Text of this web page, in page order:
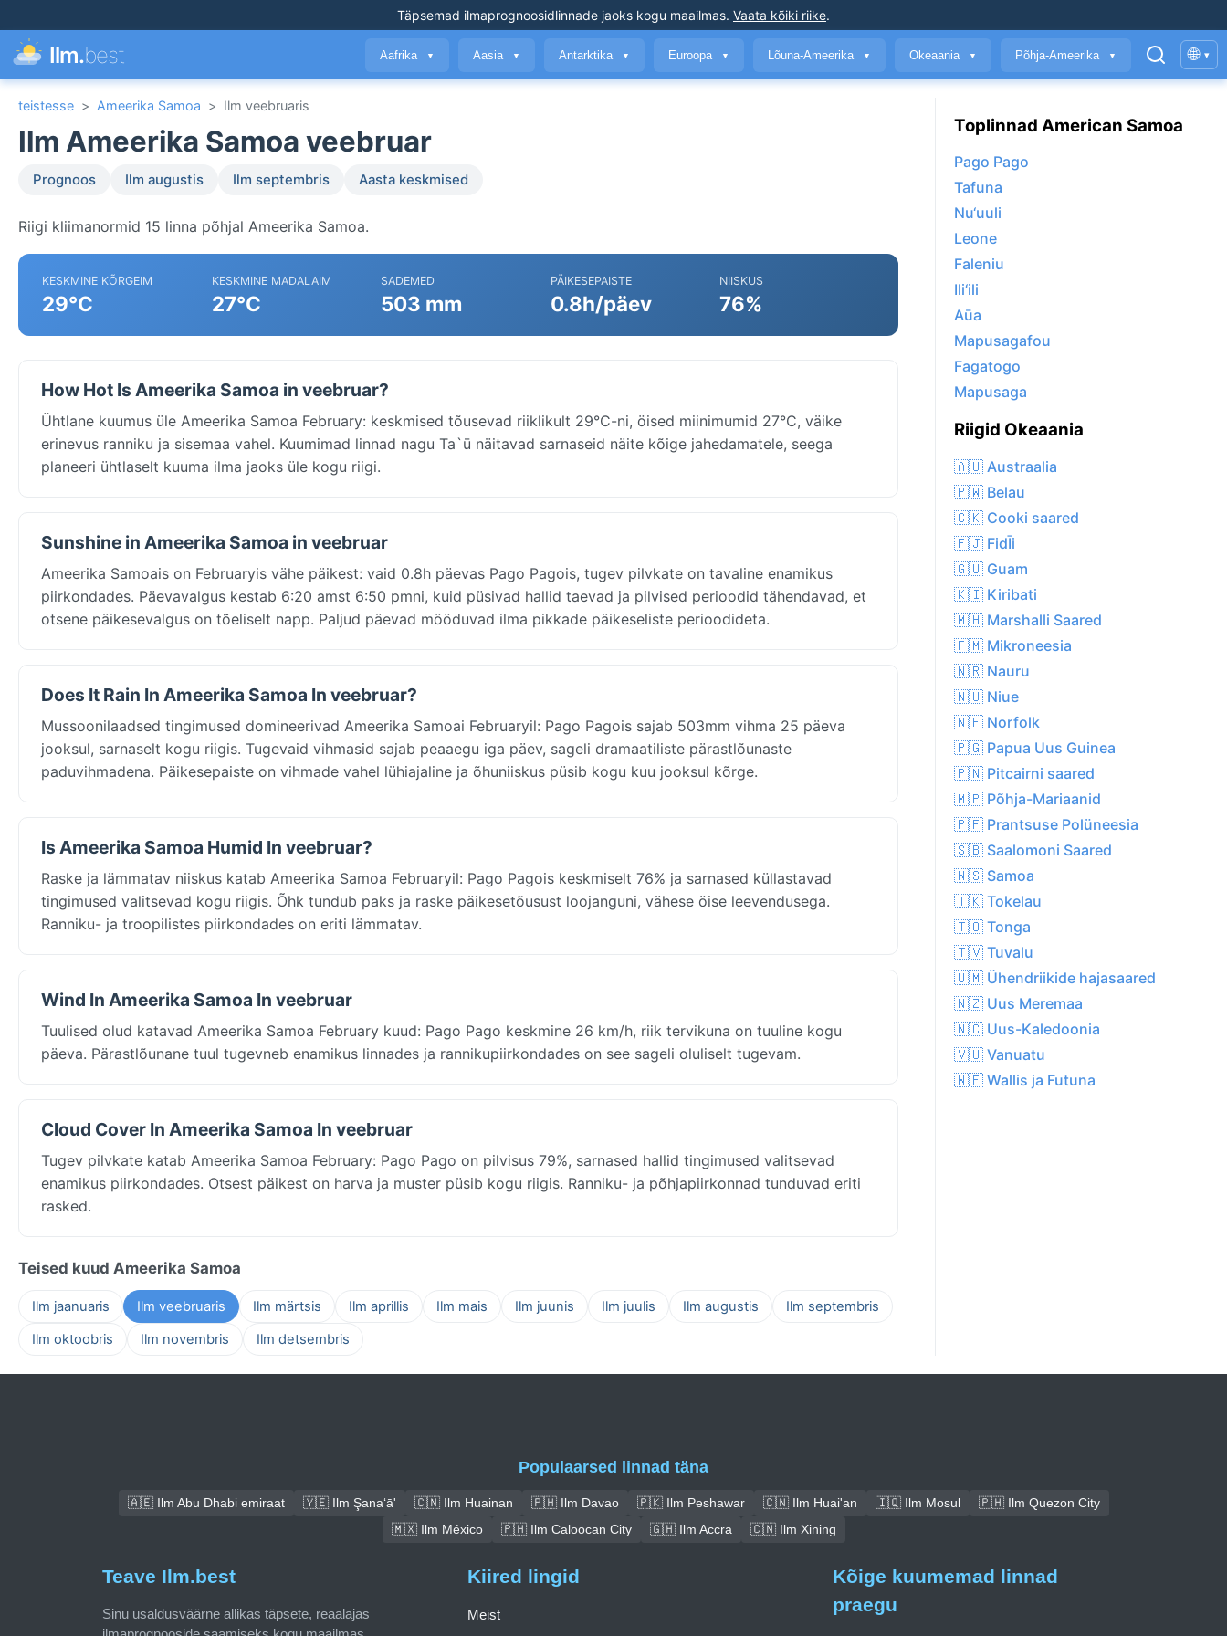
Täpsemad ilmaprognoosidlinnade jaoks kogu maailmas. Vaata kõiki riike.
Ilm.best Aafrika ▼ Aasia ▼ Antarktika ▼ Euroopa ▼ Lõuna-Ameerika ▼ Okeaania ▼ Põhja-Ameerika ▼ 🌐 ▾
teistesse > Ameerika Samoa > Ilm veebruaris
Ilm Ameerika Samoa veebruar
Prognoos Ilm augustis Ilm septembris Aasta keskmised
Riigi kliimanormid 15 linna põhjal Ameerika Samoa.
KESKMINE KÕRGEIM
29°C
KESKMINE MADALAIM
27°C
SADEMED
503 mm
PÄIKESEPAISTE
0.8h/päev
NIISKUS
76%
How Hot Is Ameerika Samoa in veebruar?
Ühtlane kuumus üle Ameerika Samoa February: keskmised tõusevad riiklikult 29°C-ni, öised miinimumid 27°C, väike
erinevus ranniku ja sisemaa vahel. Kuumimad linnad nagu Ta`ū näitavad sarnaseid näite kõige jahedamatele, seega
planeeri ühtlaselt kuuma ilma jaoks üle kogu riigi.
Sunshine in Ameerika Samoa in veebruar
Ameerika Samoais on Februaryis vähe päikest: vaid 0.8h päevas Pago Pagois, tugev pilvkate on tavaline enamikus
piirkondades. Päevavalgus kestab 6:20 amst 6:50 pmni, kuid püsivad hallid taevad ja pilvised perioodid tähendavad, et
otsene päikesevalgus on tõeliselt napp. Paljud päevad mööduvad ilma pikkade päikeseliste perioodideta.
Does It Rain In Ameerika Samoa In veebruar?
Mussoonilaadsed tingimused domineerivad Ameerika Samoai Februaryil: Pago Pagois sajab 503mm vihma 25 päeva
jooksul, sarnaselt kogu riigis. Tugevaid vihmasid sajab peaaegu iga päev, sageli dramaatiliste pärastlõunaste
paduvihmadena. Päikesepaiste on vihmade vahel lühiajaline ja õhuniiskus püsib kogu kuu jooksul kõrge.
Is Ameerika Samoa Humid In veebruar?
Raske ja lämmatav niiskus katab Ameerika Samoa Februaryil: Pago Pagois keskmiselt 76% ja sarnased küllastavad
tingimused valitsevad kogu riigis. Õhk tundub paks ja raske päikesetõusust loojanguni, vähese öise leevendusega.
Ranniku- ja troopilistes piirkondades on eriti lämmatav.
Wind In Ameerika Samoa In veebruar
Tuulised olud katavad Ameerika Samoa February kuud: Pago Pago keskmine 26 km/h, riik tervikuna on tuuline kogu
päeva. Pärastlõunane tuul tugevneb enamikus linnades ja rannikupiirkondades on see sageli oluliselt tugevam.
Cloud Cover In Ameerika Samoa In veebruar
Tugev pilvkate katab Ameerika Samoa February: Pago Pago on pilvisus 79%, sarnased hallid tingimused valitsevad
enamikus piirkondades. Otsest päikest on harva ja muster püsib kogu riigis. Ranniku- ja põhjapiirkonnad tunduvad eriti
rasked.
Teised kuud Ameerika Samoa
Ilm jaanuaris Ilm veebruaris Ilm märtsis Ilm aprillis Ilm mais Ilm juunis Ilm juulis Ilm augustis
Ilm septembris
Ilm oktoobris
Ilm novembris Ilm detsembris
Toplinnad American Samoa
Pago Pago
Tafuna
Nu‘uuli
Leone
Faleniu
Ili‘ili
Aūa
Mapusagafou
Fagatogo
Mapusaga
Riigid Okeaania
🇦🇺 Austraalia
🇵🇼 Belau
🇨🇰 Cooki saared
🇫🇯 FidĪi
🇬🇺 Guam
🇰🇮 Kiribati
🇲🇭 Marshalli Saared
🇫🇲 Mikroneesia
🇳🇷 Nauru
🇳🇺 Niue
🇳🇫 Norfolk
🇵🇬 Papua Uus Guinea
🇵🇳 Pitcairni saared
🇲🇵 Põhja-Mariaanid
🇵🇫 Prantsuse Polüneesia
🇸🇧 Saalomoni Saared
🇼🇸 Samoa
🇹🇰 Tokelau
🇹🇴 Tonga
🇹🇻 Tuvalu
🇺🇲 Ühendriikide hajasaared
🇳🇿 Uus Meremaa
🇳🇨 Uus-Kaledoonia
🇻🇺 Vanuatu
🇼🇫 Wallis ja Futuna
Populaarsed linnad täna
🇦🇪 Ilm Abu Dhabi emiraat 🇾🇪 Ilm Şana‘ā' 🇨🇳 Ilm Huainan 🇵🇭 Ilm Davao 🇵🇰 Ilm Peshawar 🇨🇳 Ilm Huai'an 🇮🇶 Ilm Mosul
🇵🇭 Ilm Quezon City
🇲🇽 Ilm México
🇵🇭 Ilm Caloocan City 🇬🇭 Ilm Accra 🇨🇳 Ilm Xining
Teave Ilm.best
Sinu usaldusväärne allikas täpsete, reaalajas
Kiired lingid
Meist
Kõige kuumemad linnad
praegu